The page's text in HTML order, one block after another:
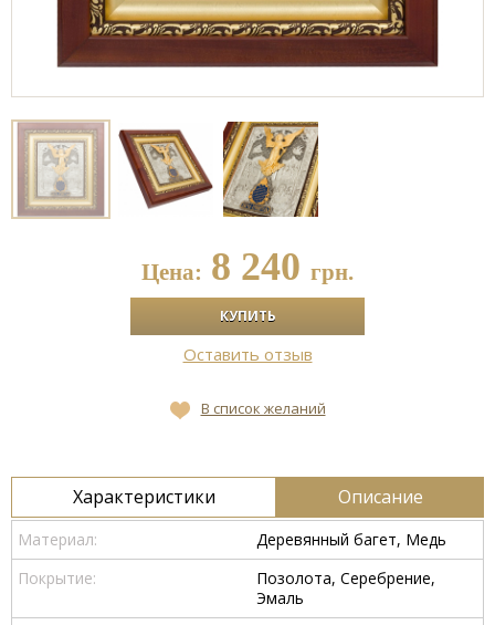
Цена: 8 240 грн.
Оставить отзыв
В список желаний
Характеристики Описание
Материал:
Деревянный багет, Медь
Покрытие:
Позолота, Серебрение,
Эмаль